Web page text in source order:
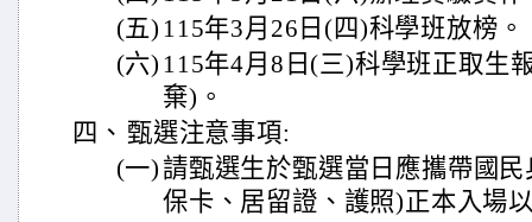
(五) 115年3月26日(四)科學班放榜。
(六) 115年4月8日(三)科學班正取生
棄)。
四、 甄選注意事項:
(一) 請甄選生於甄選當日應攜帶國
保卡、居留證、護照)正本入場